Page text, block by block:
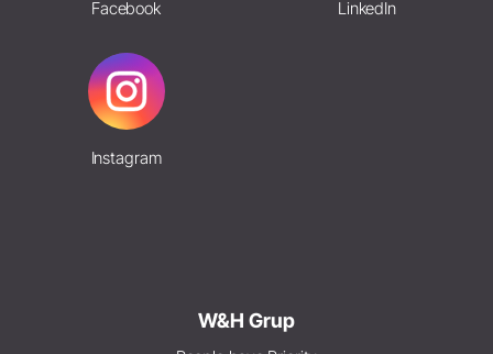
Facebook LinkedIn
Instagram
W&H Grup